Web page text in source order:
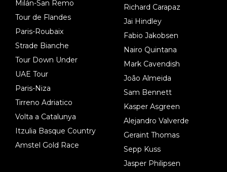
Milán-San Remo
Tour de Flandes
Paris-Roubaix
Strade Bianche
Tour Down Under
UAE Tour
Paris-Niza
Tirreno Adriatico
Volta a Catalunya
Itzulia Basque Country
Amstel Gold Race
Richard Carapaz
Jai Hindley
Fabio Jakobsen
Nairo Quintana
Mark Cavendish
João Almeida
Sam Bennett
Kasper Asgreen
Alejandro Valverde
Geraint Thomas
Sepp Kuss
Jasper Philipsen